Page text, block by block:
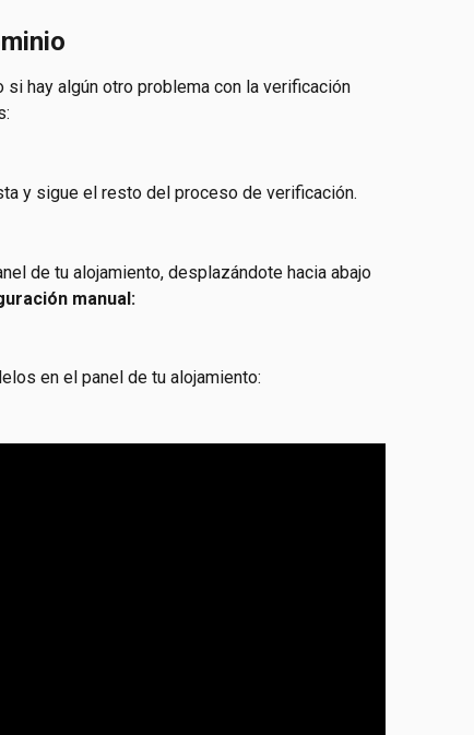
hay algún otro problema con la verificación
y sigue el resto del proceso de verificación.
de tu alojamiento, desplazándote hacia abajo
manual:
en el panel de tu alojamiento: